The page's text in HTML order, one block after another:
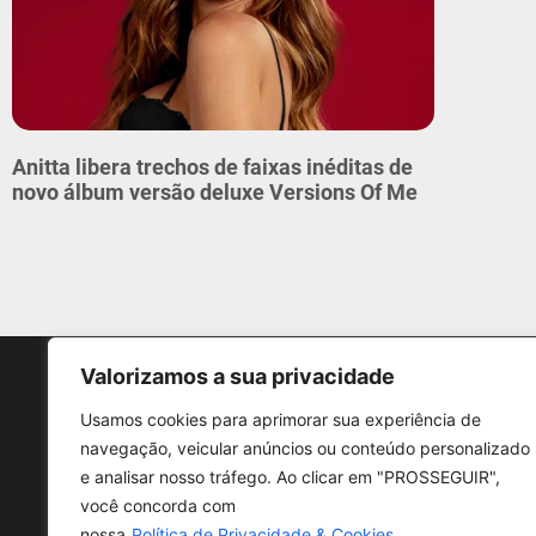
Valorizamos a sua privacidade
Usamos cookies para aprimorar sua experiência de
navegação, veicular anúncios ou conteúdo personalizado
e analisar nosso tráfego. Ao clicar em "PROSSEGUIR",
você concorda com
Anitta libera trechos de faixas inéditas de
novo álbum versão deluxe Versions Of Me